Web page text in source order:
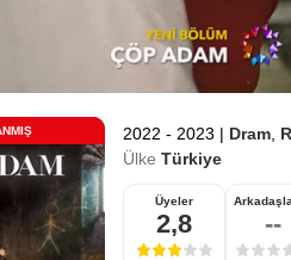
2022 - 2023 | Dram
Ülke Türkiye
Üyeler
2,8 --